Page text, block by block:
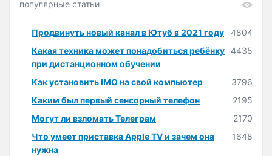
популярные статьи
Продвинуть новый канал в Ютуб в 2021 году
4804
Какая техника может понадобиться ребёнку
при дистанционном обучении
4435
Как установить IMO на свой компьютер
3796
Каким был первый сенсорный телефон
2195
Могут ли взломать Телеграм
2170
Что умеет приставка Apple TV и зачем она
нужна
1648